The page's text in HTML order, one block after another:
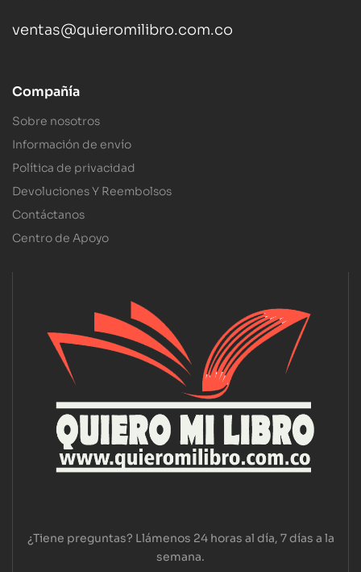
ventas@quieromilibro.com.co
Compañía
Sobre nosotros
Información de envío
Política de privacidad
Devoluciones Y Reembolsos
Contáctanos
Centro de Apoyo
¿Tiene preguntas? Llámenos 24 horas al día, 7 días a la
semana.